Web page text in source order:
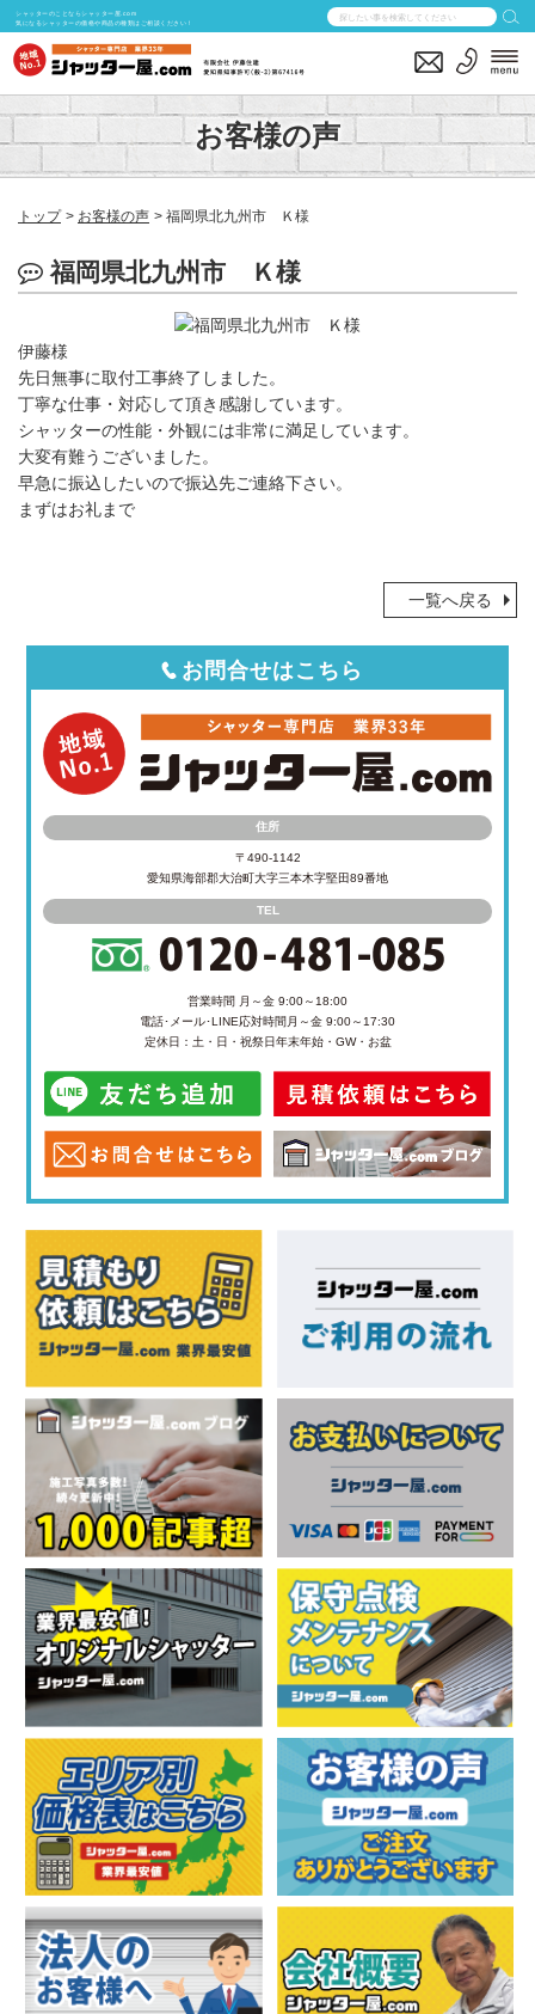
シャッターのことならシャッター屋.com
気になるシャッターの価格や商品の種類はご相談ください！
お客様の声
トップ お客様の声 福岡県北九州市 Ｋ様
福岡県北九州市 Ｋ様
伊藤様
先日無事に取付工事終了しました。
丁寧な仕事・対応して頂き感謝しています。
シャッターの性能・外観には非常に満足しています。
大変有難うございました。
早急に振込したいので振込先ご連絡下さい。
まずはお礼まで
一覧へ戻る
お問合せはこちら
住所
〒490-1142
愛知県海部郡大治町大字三本木字堅田89番地
TEL
営業時間 月～金 9:00～18:00
電話･メール･LINE応対時間 月～金 9:00～17:30
定休日：土・日・祝祭日年末年始・GW・お盆